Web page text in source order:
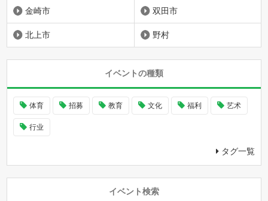
金崎市 双田市
北上市 野村
イベントの種類
体育 招募 教育 文化 福利 艺术
行业
タグ一覧
イベント検索